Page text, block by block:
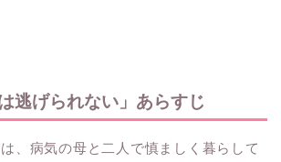
逃げられない」あらすじ
、病気の母と二人で慎ましく暮らして